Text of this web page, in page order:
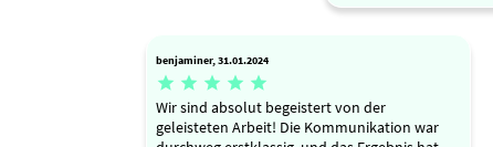
benjaminer, 31.01.2024
    
Wir sind absolut begeistert von der
geleisteten Arbeit! Die Kommunikation war